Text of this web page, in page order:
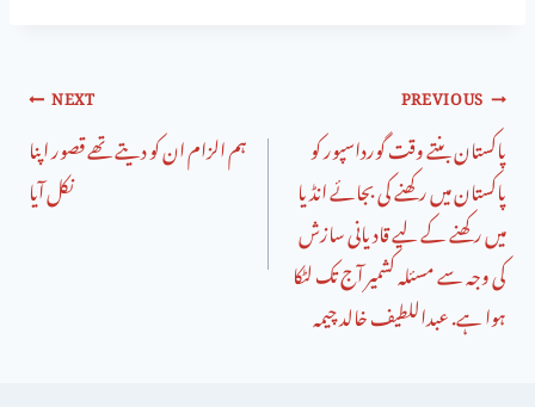
PREVIOUS
پاکستان بنتے وقت گورداسپور کو
پاکستان میں رکھنے کی بجائے انڈیا
میں رکھنے کے لیے قادیانی سازش
کی وجہ سے مسئلہ کشمیر آج تک لٹکا
ہوا ہے. عبداللطیف خالد چیمہ
NEXT
ہم الزام ان کو دیتے تھے قصور اپنا
نکل آیا